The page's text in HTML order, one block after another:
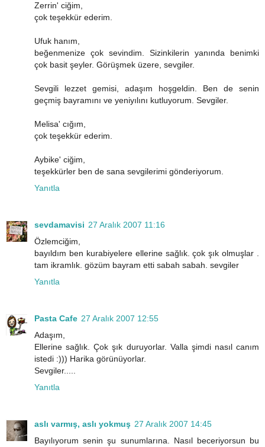
Zerrin' ciğim,
çok teşekkür ederim.
Ufuk hanım,
beğenmenize çok sevindim. Sizinkilerin yanında benimki
çok basit şeyler. Görüşmek üzere, sevgiler.
Sevgili lezzet gemisi, adaşım hoşgeldin. Ben de senin
geçmiş bayramını ve yeniyılını kutluyorum. Sevgiler.
Melisa' cığım,
çok teşekkür ederim.
Aybike' ciğim,
teşekkürler ben de sana sevgilerimi gönderiyorum.
Yanıtla
sevdamavisi 27 Aralık 2007 11:16
Özlemciğim,
bayıldım ben kurabiyelere ellerine sağlık. çok şık olmuşlar .
tam ikramlık. gözüm bayram etti sabah sabah. sevgiler
Yanıtla
Pasta Cafe 27 Aralık 2007 12:55
Adaşım,
Ellerine sağlık. Çok şık duruyorlar. Valla şimdi nasıl canım
istedi :))) Harika görünüyorlar.
Sevgiler.....
Yanıtla
aslı varmış, aslı yokmuş 27 Aralık 2007 14:45
Bayılıyorum senin şu sunumlarına. Nasıl beceriyorsun bu